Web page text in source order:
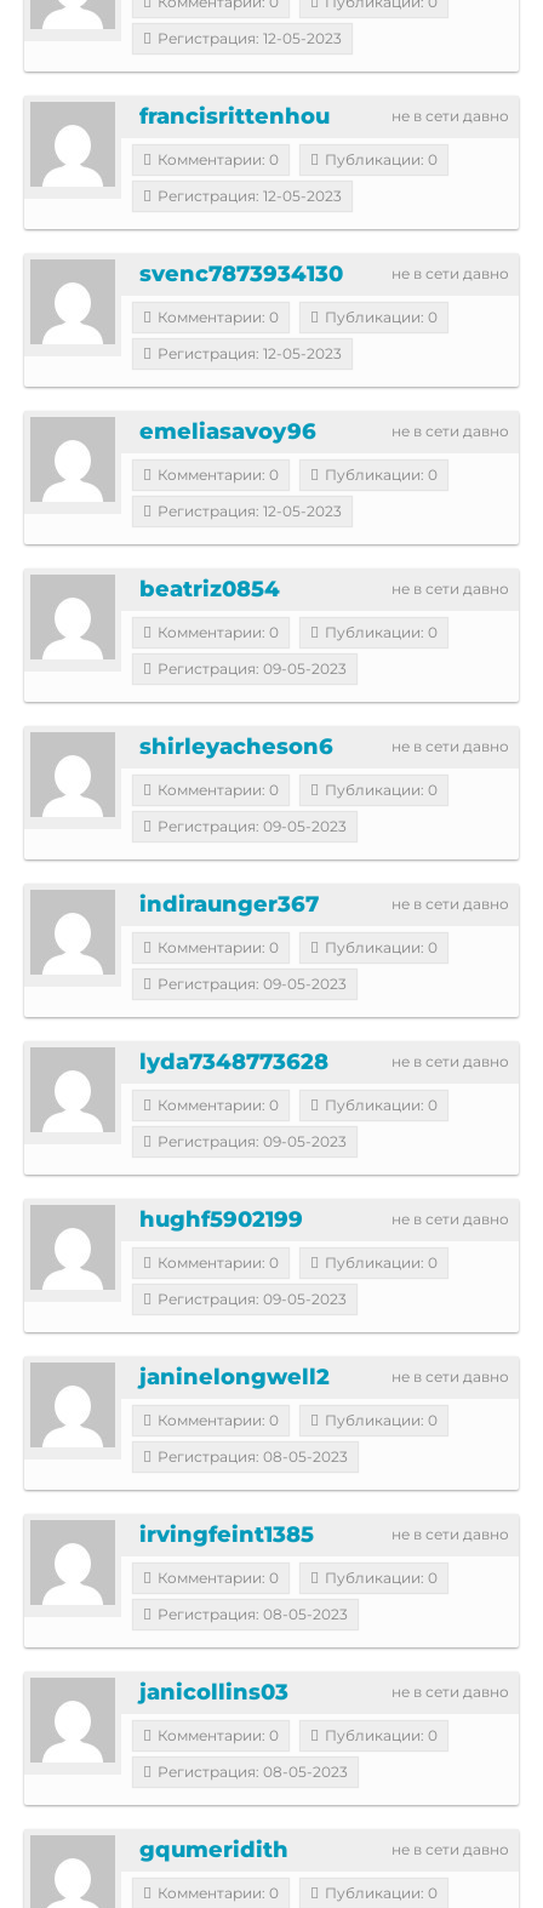
Регистрация: 12-05-2023
не в сети давно
francisrittenhou
Комментарии: 0
Публикации: 0
Регистрация: 12-05-2023
не в сети давно
svenc7873934130
Комментарии: 0
Публикации: 0
Регистрация: 12-05-2023
не в сети давно
emeliasavoy96
Комментарии: 0
Публикации: 0
Регистрация: 12-05-2023
не в сети давно
beatriz0854
Комментарии: 0
Публикации: 0
Регистрация: 09-05-2023
не в сети давно
shirleyacheson6
Комментарии: 0
Публикации: 0
Регистрация: 09-05-2023
не в сети давно
indiraunger367
Комментарии: 0
Публикации: 0
Регистрация: 09-05-2023
не в сети давно
lyda7348773628
Комментарии: 0
Публикации: 0
Регистрация: 09-05-2023
не в сети давно
hughf5902199
Комментарии: 0
Публикации: 0
Регистрация: 09-05-2023
не в сети давно
janinelongwell2
Комментарии: 0
Публикации: 0
Регистрация: 08-05-2023
не в сети давно
irvingfeint1385
Комментарии: 0
Публикации: 0
Регистрация: 08-05-2023
не в сети давно
janicollins03
Комментарии: 0
Публикации: 0
Регистрация: 08-05-2023
не в сети давно
gqumeridith
Комментарии: 0
Публикации: 0